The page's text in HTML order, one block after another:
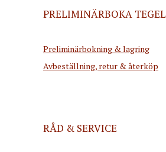
PRELIMINÄRBOKA TEGEL
Preliminärbokning & lagring
Avbeställning, retur & återköp
RÅD & SERVICE